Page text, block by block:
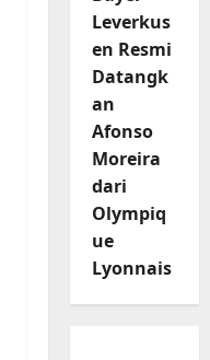
Leverkus
en Resmi
Datangk
an
Afonso
Moreira
dari
Olympiq
ue
Lyonnais